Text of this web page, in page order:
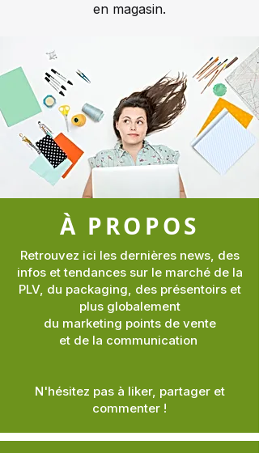
en magasin.
À PROPOS
Retrouvez ici les dernières news, des
infos et tendances sur le marché de la
PLV, du packaging, des présentoirs et
plus globalement
du marketing points de vente
et de la communication
N'hésitez pas à liker, partager et
commenter !